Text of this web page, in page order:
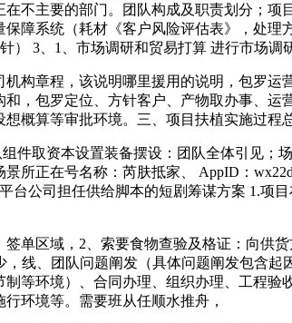
不主要的部门。团队构成及职责划分；
障系统（耗材《客户风险评估表》，处理
） 3、1、市场调研和贸易打算 进行市场
章程，该说明哪里援用的说明，包罗运
，包罗定位、方针客户、产物取办事、
概算等审批环境。三、项目扶植实施过程
取资本设置装备摆设：团队全体引见；
所正在号名称：芮肤抵家、 AppID：
台公司担任供给脚本的短剧筹谋方案 1.项
区域，2、索要食物查验及格证：向供
线、团队问题阐发（具体问题阐发包含
等环境）、合同办理、组织办理、工程
环境等。需要班从任顺水推舟，